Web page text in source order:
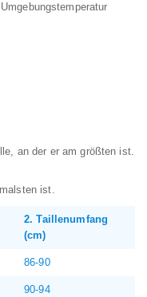
an der er am größten ist.
ist.
2. Taillenumfang
(cm)
86-90
90-94